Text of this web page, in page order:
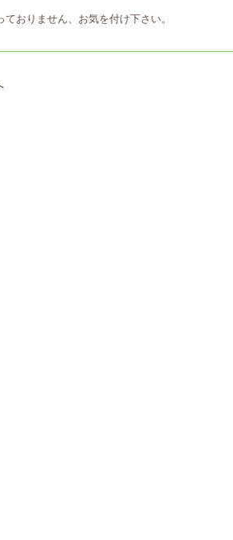
ておりません、お気を付け下さい。